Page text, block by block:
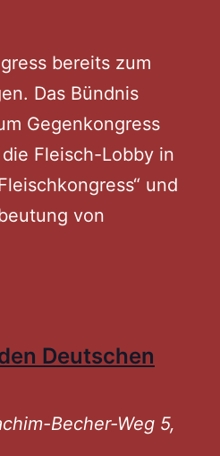
bereits zum
Das Bündnis
Gegenkongress
Fleisch-Lobby in
und
von
Deutschen
Becher-Weg 5,